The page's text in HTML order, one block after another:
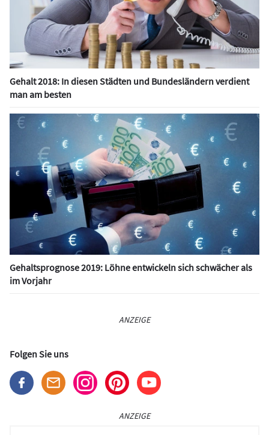
Gehalt 2018: In diesen Städten und Bundesländern verdient
man am besten
Gehaltsprognose 2019: Löhne entwickeln sich schwächer als
im Vorjahr
ANZEIGE
Folgen Sie uns
ANZEIGE